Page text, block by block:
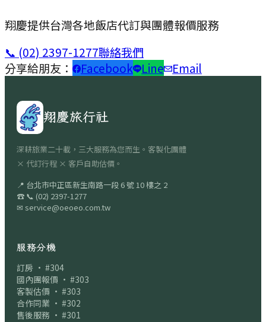
翔慶提供台灣各地飯店代訂與團體報價服務
📞 (02) 2397-1277聯絡我們
分享給朋友：
Facebook Line Email
翔慶旅行社
深耕旅業二十載，三大服務為您而生。客製化團體
× 代訂行程 × 客戶自助估價。
📍 台北市中正區新生南路一段 6 號 10 樓之 2
☎ 📞 (02) 2397-1277
✉ service@oeoeo.com.tw
服務分機
訂房 · #304
國內團報價 · #303
客製估價 · #303
合作同業 · #302
售後服務 · #301